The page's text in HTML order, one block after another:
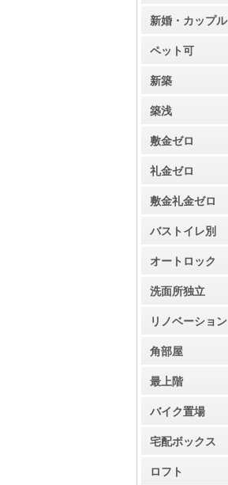
新婚・カップル
ペット可
新築
築浅
敷金ゼロ
礼金ゼロ
敷金礼金ゼロ
バストイレ別
オートロック
洗面所独立
リノベーション
角部屋
最上階
バイク置場
宅配ボックス
ロフト